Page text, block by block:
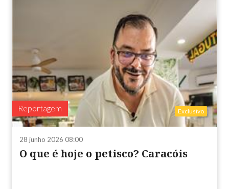
Reportagem Exclusivo
28 junho 2026 08:00
O que é hoje o petisco? Caracóis